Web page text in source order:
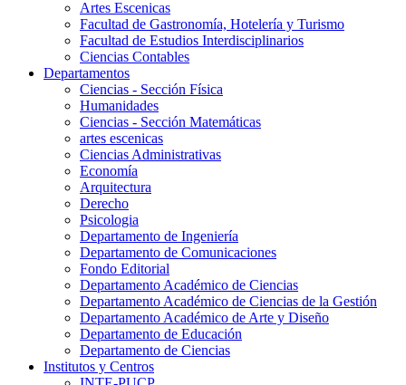
Artes Escenicas
Facultad de Gastronomía, Hotelería y Turismo
Facultad de Estudios Interdisciplinarios
Ciencias Contables
Departamentos
Ciencias - Sección Física
Humanidades
Ciencias - Sección Matemáticas
artes escenicas
Ciencias Administrativas
Economía
Arquitectura
Derecho
Psicologia
Departamento de Ingeniería
Departamento de Comunicaciones
Fondo Editorial
Departamento Académico de Ciencias
Departamento Académico de Ciencias de la Gestión
Departamento Académico de Arte y Diseño
Departamento de Educación
Departamento de Ciencias
Institutos y Centros